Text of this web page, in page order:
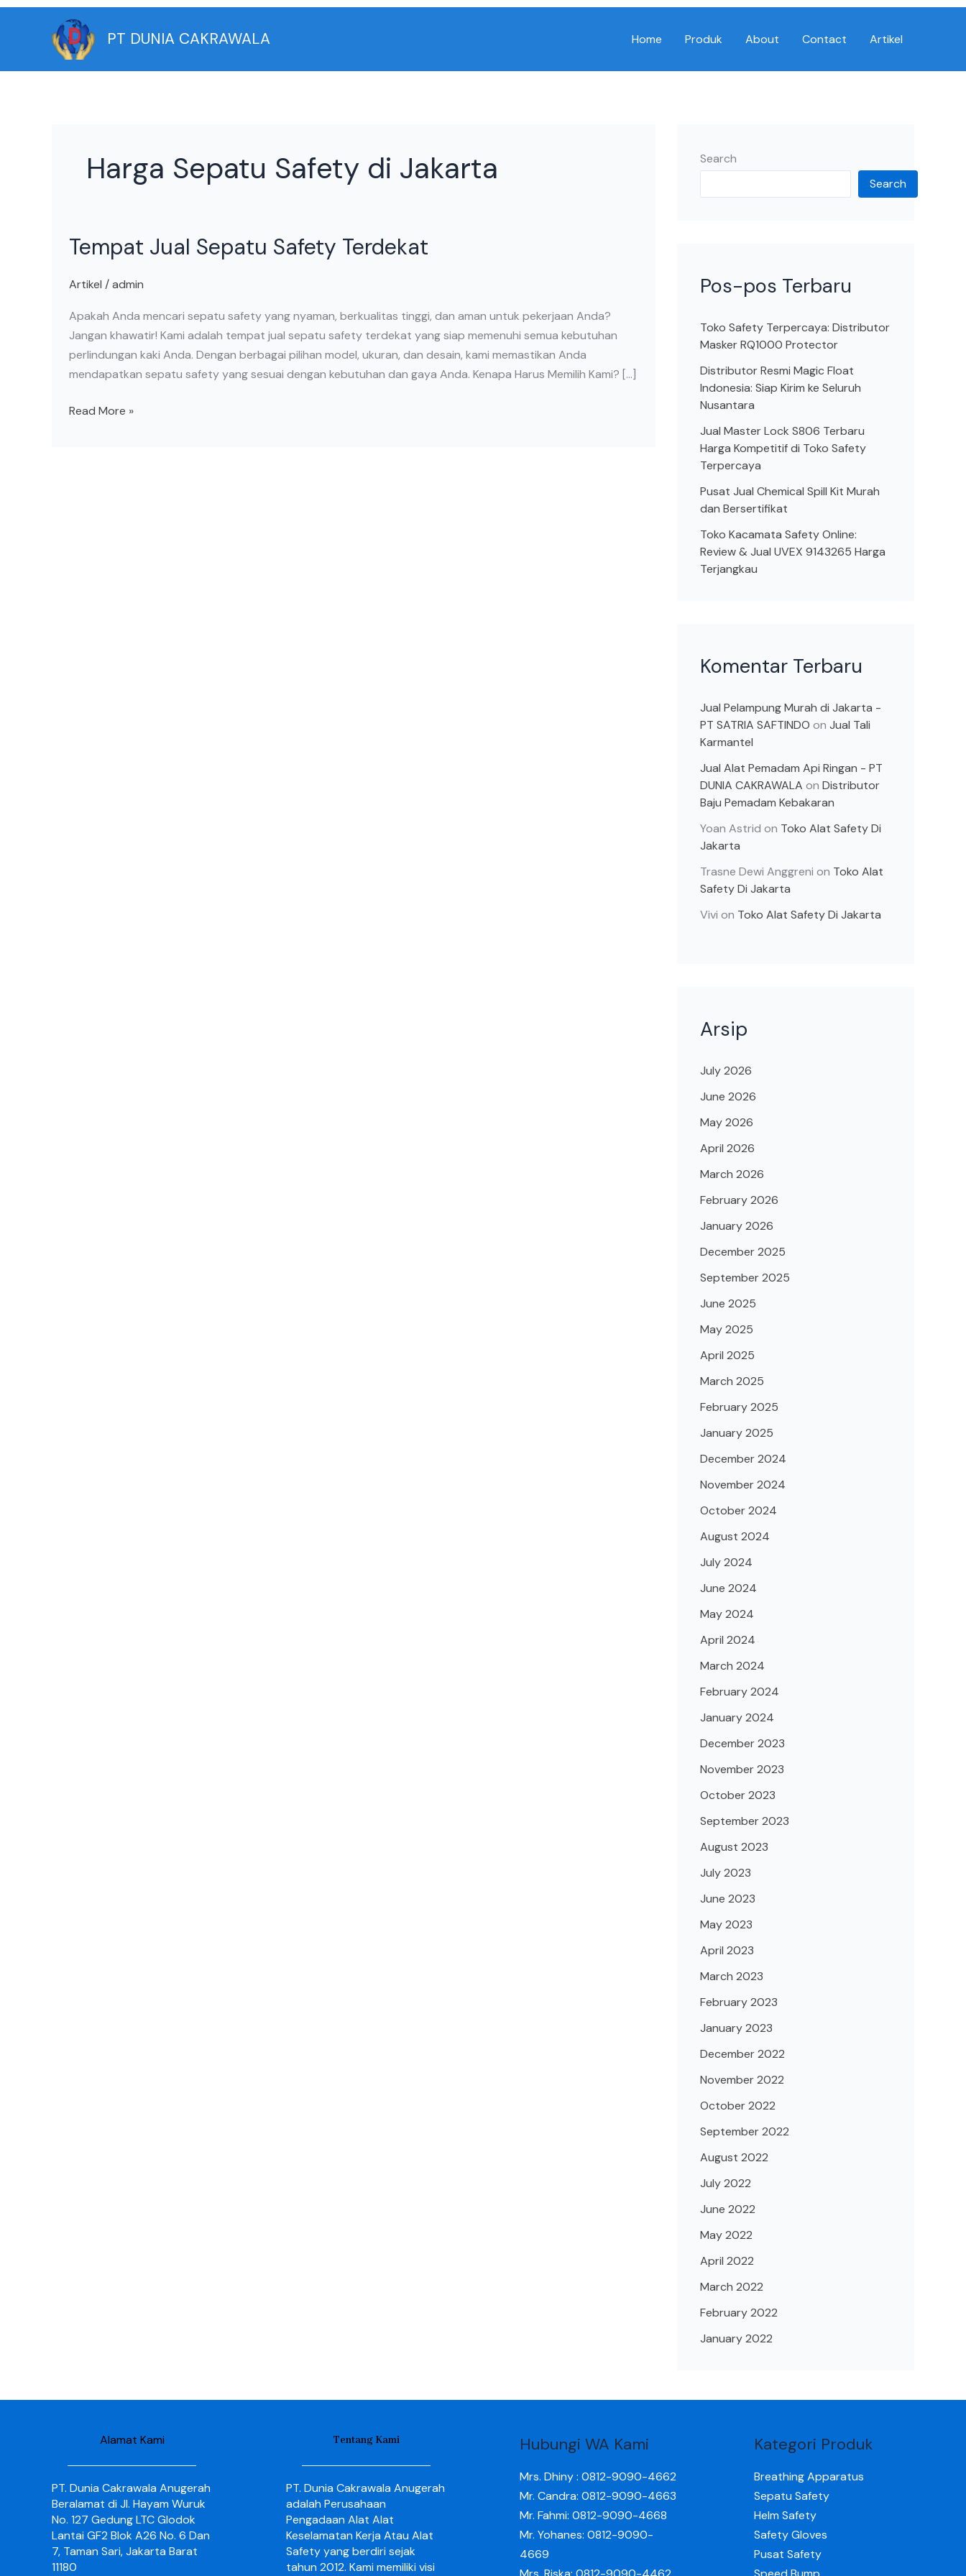
Skip
PT DUNIA CAKRAWALA Home Produk About Contact Artikel
Harga Sepatu Safety di Jakarta
Tempat Jual Sepatu Safety Terdekat
Artikel /admin
Apakah Anda mencari sepatu safety yang nyaman, berkualitas tinggi, dan aman untuk pekerjaan Anda?
Jangan khawatir! Kami adalah tempat jual sepatu safety terdekat yang siap memenuhi semua kebutuhan
perlindungan kaki Anda. Dengan berbagai pilihan model, ukuran, dan desain, kami memastikan Anda
mendapatkan sepatu safety yang sesuai dengan kebutuhan dan gaya Anda. Kenapa Harus Memilih Kami? […]
Jual
Safety
Read More »
Search
Search
Pos-pos Terbaru
Toko Safety Terpercaya: Distributor
Masker RQ1000 Protector
Distributor Resmi Magic Float
Indonesia: Siap Kirim ke Seluruh
Nusantara
Jual Master Lock S806 Terbaru
Harga Kompetitif di Toko Safety
Terpercaya
Pusat Jual Chemical Spill Kit Murah
dan Bersertifikat
Toko Kacamata Safety Online:
Review & Jual UVEX 9143265 Harga
Terjangkau
Komentar Terbaru
Jual Pelampung Murah di Jakarta -
PT SATRIA SAFTINDO on Jual Tali
Karmantel
Jual Alat Pemadam Api Ringan - PT
DUNIA CAKRAWALA on Distributor
Baju Pemadam Kebakaran
Yoan Astrid on Toko Alat Safety Di
Jakarta
Trasne Dewi Anggreni on Toko Alat
Safety Di Jakarta
Vivi on Toko Alat Safety Di Jakarta
Arsip
July 2026
June 2026
May 2026
April 2026
March 2026
February 2026
January 2026
December 2025
September 2025
June 2025
May 2025
April 2025
March 2025
February 2025
January 2025
December 2024
November 2024
October 2024
August 2024
July 2024
June 2024
May 2024
April 2024
March 2024
February 2024
January 2024
December 2023
November 2023
October 2023
September 2023
August 2023
July 2023
June 2023
May 2023
April 2023
March 2023
February 2023
January 2023
December 2022
November 2022
October 2022
September 2022
August 2022
July 2022
June 2022
May 2022
April 2022
March 2022
February 2022
January 2022
Alamat Kami
PT. Dunia Cakrawala Anugerah
Beralamat di Jl. Hayam Wuruk
No. 127 Gedung LTC Glodok
Lantai GF2 Blok A26 No. 6 Dan
7, Taman Sari, Jakarta Barat
11180
Tentang Kami
PT. Dunia Cakrawala Anugerah
adalah Perusahaan
Pengadaan Alat Alat
Keselamatan Kerja Atau Alat
Safety yang berdiri sejak
tahun 2012. Kami memiliki visi
Hubungi WA Kami
Mrs. Dhiny : 0812-9090-4662
Mr. Candra: 0812-9090-4663
Mr. Fahmi: 0812-9090-4668
Mr. Yohanes: 0812-9090-
4669
Kategori Produk
Breathing Apparatus
Sepatu Safety
Helm Safety
Safety Gloves
Pusat Safety